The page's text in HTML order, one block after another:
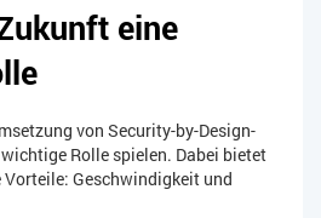
eine
von Security-by-Design-
Rolle spielen. Dabei bietet
Vorteile: Geschwindigkeit und